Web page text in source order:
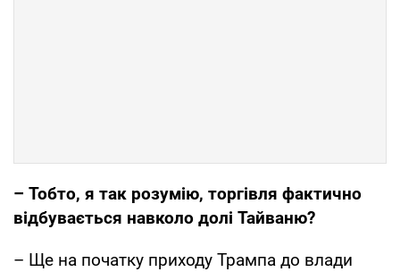
– Тобто, я так розумію, торгівля фактично
відбувається навколо долі Тайваню?
– Ще на початку приходу Трампа до влади